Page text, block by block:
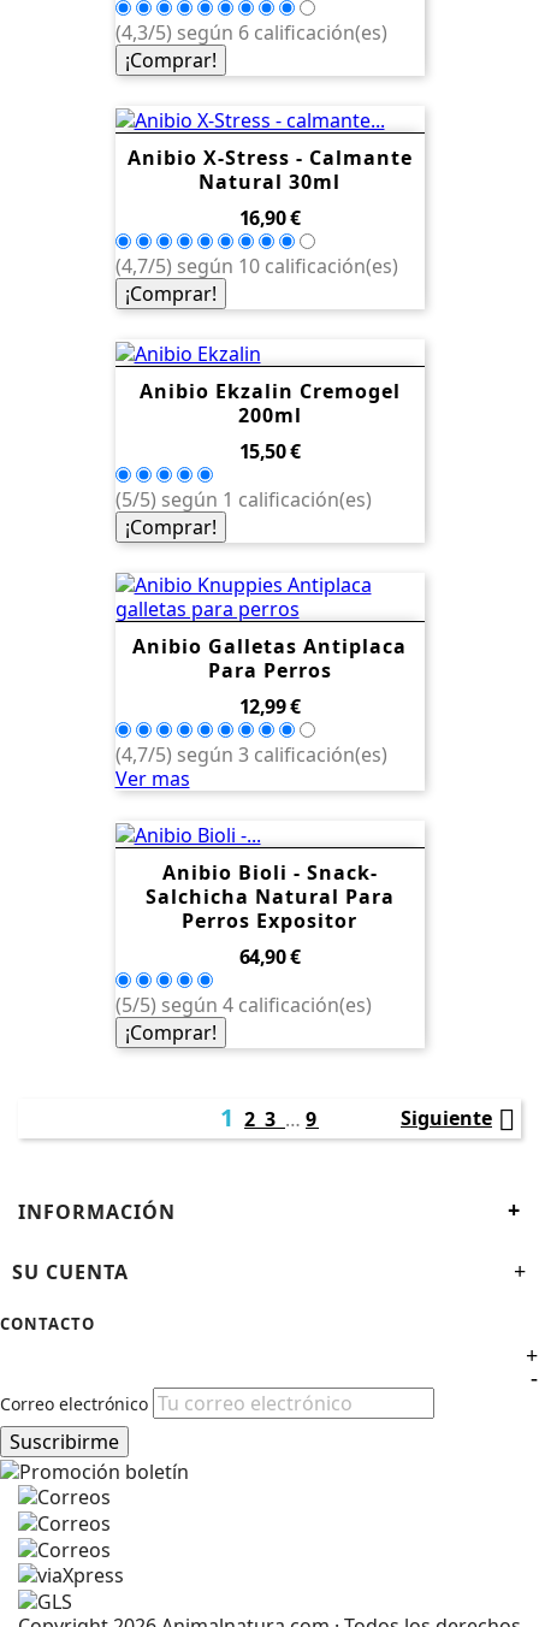
(4,3/5) según 6 calificación(es)
¡Comprar!
Anibio X-Stress - Calmante
Natural 30ml
Precio
16,90 €
(4,7/5) según 10 calificación(es)
¡Comprar!
Anibio Ekzalin Cremogel
200ml
Precio
15,50 €
(5/5) según 1 calificación(es)
¡Comprar!
Anibio Galletas Antiplaca
Para Perros
Precio
12,99 €
(4,7/5) según 3 calificación(es)
Ver mas
Anibio Bioli - Snack-
Salchicha Natural Para
Perros Expositor
Precio
64,90 €
(5/5) según 4 calificación(es)
¡Comprar!
1 2 3 … 9 Siguiente 
INFORMACIÓN +
SU CUENTA +
CONTACTO
+
-
Correo electrónico
Suscribirme